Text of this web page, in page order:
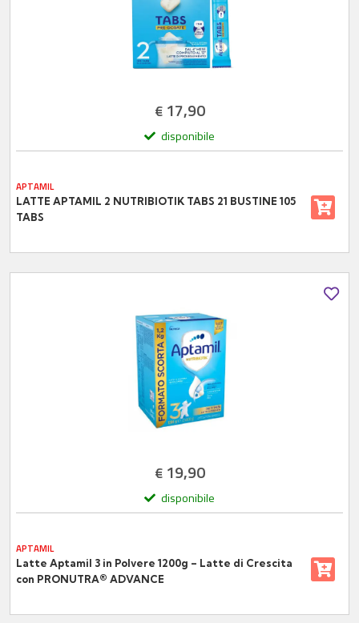
€17,90
disponibile
APTAMIL
LATTE APTAMIL 2 NUTRIBIOTIK TABS 21 BUSTINE 105
TABS
€19,90
disponibile
APTAMIL
Latte Aptamil 3 in Polvere 1200g – Latte di Crescita
con PRONUTRA® ADVANCE